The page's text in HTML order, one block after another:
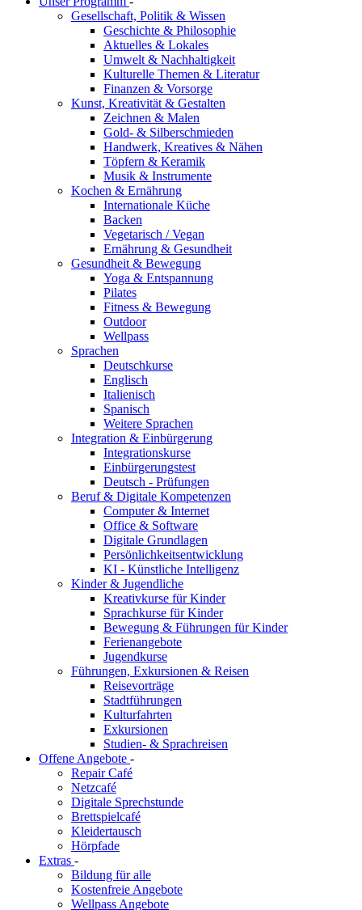
Gesellschaft, Politik & Wissen
Geschichte & Philosophie
Aktuelles & Lokales
Umwelt & Nachhaltigkeit
Kulturelle Themen & Literatur
Finanzen & Vorsorge
Kunst, Kreativität & Gestalten
Zeichnen & Malen
Gold- & Silberschmieden
Handwerk, Kreatives & Nähen
Töpfern & Keramik
Musik & Instrumente
Kochen & Ernährung
Internationale Küche
Backen
Vegetarisch / Vegan
Ernährung & Gesundheit
Gesundheit & Bewegung
Yoga & Entspannung
Pilates
Fitness & Bewegung
Outdoor
Wellpass
Sprachen
Deutschkurse
Englisch
Italienisch
Spanisch
Weitere Sprachen
Integration & Einbürgerung
Integrationskurse
Einbürgerungstest
Deutsch - Prüfungen
Beruf & Digitale Kompetenzen
Computer & Internet
Office & Software
Digitale Grundlagen
Persönlichkeitsentwicklung
KI - Künstliche Intelligenz
Kinder & Jugendliche
Kreativkurse für Kinder
Sprachkurse für Kinder
Bewegung & Führungen für Kinder
Ferienangebote
Jugendkurse
Führungen, Exkursionen & Reisen
Reisevorträge
Stadtführungen
Kulturfahrten
Exkursionen
Studien- & Sprachreisen
Offene Angebote -
Repair Café
Netzcafé
Digitale Sprechstunde
Brettspielcafé
Kleidertausch
Hörpfade
Extras -
Bildung für alle
Kostenfreie Angebote
Wellpass Angebote